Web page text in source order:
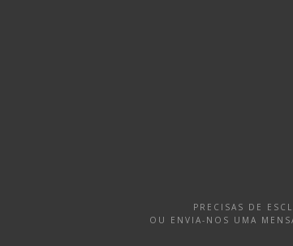
PRECISAS DE
OU ENVIA-NOS UMA